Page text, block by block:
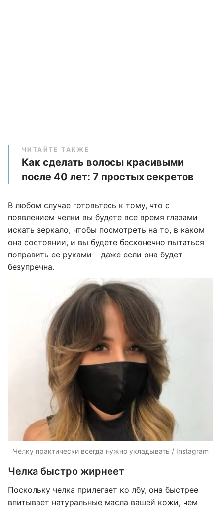
ЧИТАЙТЕ ТАКЖЕ
Как сделать волосы красивыми
после 40 лет: 7 простых секретов
В любом случае готовьтесь к тому, что с
появлением челки вы будете все время глазами
искать зеркало, чтобы посмотреть на то, в каком
она состоянии, и вы будете бесконечно пытаться
поправить ее руками – даже если она будет
безупречна.
Челку практически всегда нужно укладывать / Instagram
Челка быстро жирнеет
Поскольку челка прилегает ко лбу, она быстрее
впитывает натуральные масла вашей кожи, чем